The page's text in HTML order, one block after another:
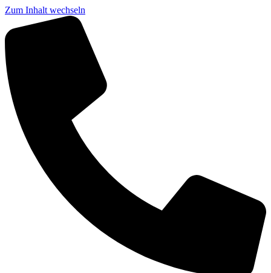
Zum Inhalt wechseln